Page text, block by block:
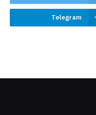
Telegram